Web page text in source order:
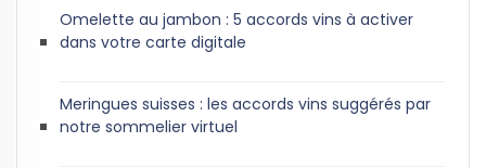
Omelette au jambon : 5 accords vins à activer
dans votre carte digitale
Meringues suisses : les accords vins suggérés par
notre sommelier virtuel